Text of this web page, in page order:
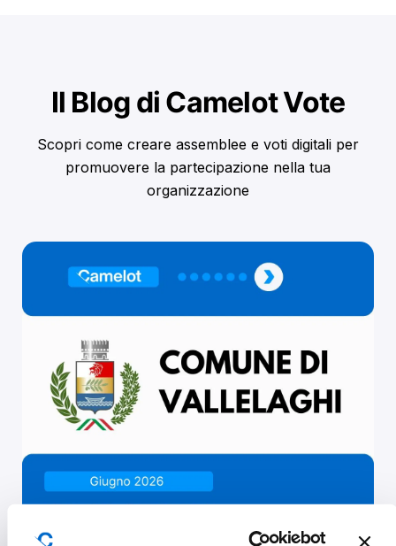
Il Blog di Camelot Vote
Scopri come creare assemblee e voti digitali per
promuovere la partecipazione nella tua
organizzazione